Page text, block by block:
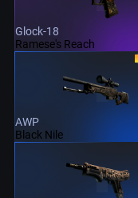
Glock-18
Ramese's Reach
AWP
Black Nile